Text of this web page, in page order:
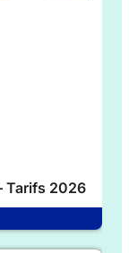
Tarifs 2026